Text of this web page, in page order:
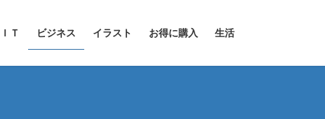
ＩＴ ビジネス イラスト お得に購入 生活